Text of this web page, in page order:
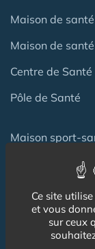
Maison de santé
Maison de
Centre de Santé
Pôle de Santé
Maison sport-
Maison de
Centre de Soins
Communauté
Hotel Patient &
Ce site
et vous
sur ceux